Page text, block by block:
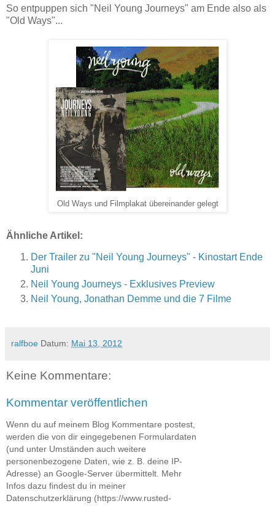
So entpuppen sich "Neil Young Journeys" am Ende also als
"Old Ways"...
Old Ways und Filmplakat übereinander gelegt
Ähnliche Artikel:
Der Trailer zu "Neil Young Journeys" - Kinostart Ende
Juni
Neil Young Journeys - Exklusives Preview
Neil Young, Jonathan Demme und die 7 Filme
ralfboe Datum: Mai 13, 2012
Keine Kommentare:
Kommentar veröffentlichen
Wenn du auf meinem Blog Kommentare postest,
werden die von dir eingegebenen Formulardaten
(und unter Umständen auch weitere
personenbezogene Daten, wie z. B. deine IP-
Adresse) an Google-Server übermittelt. Mehr
Infos dazu findest du in meiner
Datenschutzerklärung (https://www.rusted-